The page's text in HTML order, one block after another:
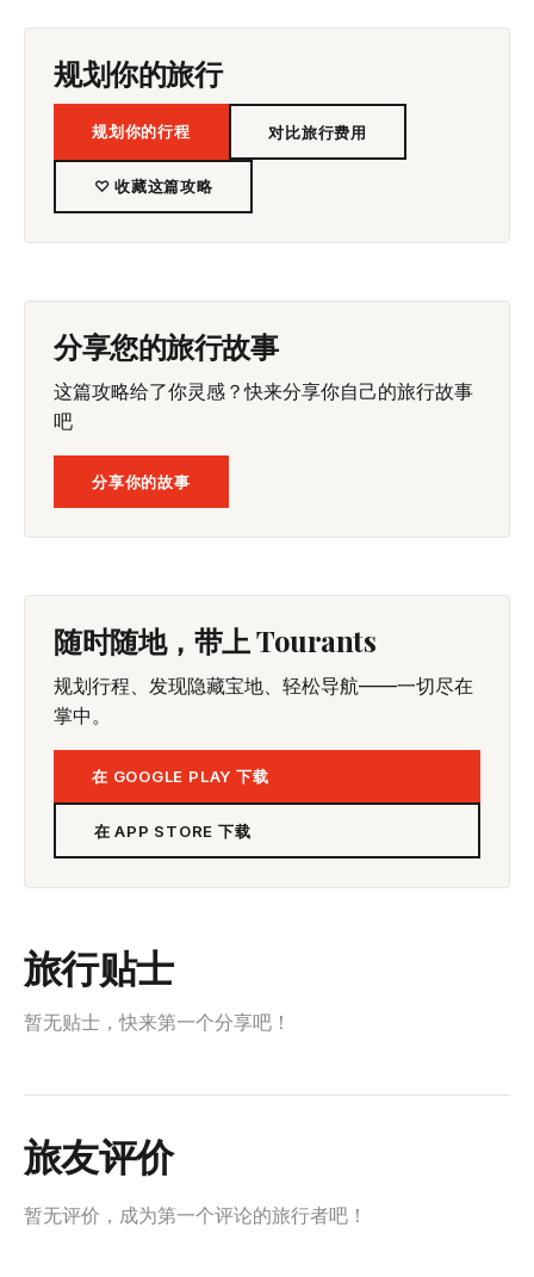
规划你的旅行
规划你的行程 对比旅行费用
♡ 收藏这篇攻略
分享您的旅行故事
这篇攻略给了你灵感？快来分享你自己的旅行故事
吧
分享你的故事
随时随地，带上 Tourants
规划行程、发现隐藏宝地、轻松导航——一切尽在
掌中。
在 GOOGLE PLAY 下载
在 APP STORE 下载
旅行贴士
暂无贴士，快来第一个分享吧！
旅友评价
暂无评价，成为第一个评论的旅行者吧！